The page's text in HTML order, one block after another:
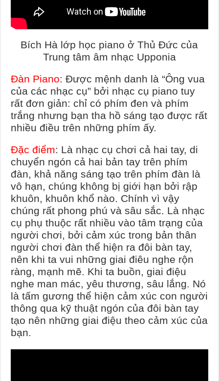
Bích Hà lớp học piano ở Thủ Đức của
Trung tâm âm nhạc Upponia
Đàn Piano: Được mệnh danh là “Ông vua
của các nhạc cụ” bởi nhạc cụ piano tuy
rất đơn giản: chỉ có phím đen và phím
trắng nhưng bạn tha hồ sáng tạo được rất
nhiều điều trên những phím ấy.
Đặc điểm: Là nhạc cụ chơi cả hai tay, di
chuyển ngón cả hai bản tay trên phím
đàn, khả năng sáng tạo trên phím đàn là
vô hạn, chúng không bị giới hạn bởi rập
khuôn, khuôn khổ nào. Chính vì vậy
chúng rất phong phú và sâu sắc. Là nhạc
cụ phụ thuộc rất nhiều vào tâm trạng của
người chơi, bởi cảm xúc trong bản thân
người chơi đàn thể hiện ra đôi bàn tay,
nên khi ta vui những giai điêu nghe rộn
ràng, mạnh mẽ. Khi ta buồn, giai điệu
nghe man mác, yêu thương, sâu lắng. Nó
là tấm gương thể hiện cảm xúc con người
thông qua kỹ thuật ngón của đôi bàn tay
tạo nên những giai điệu theo cảm xúc của
bạn.